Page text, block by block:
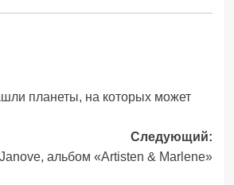
планеты, на которых может
Следующий:
Janove, альбом «Artisten & Marlene»